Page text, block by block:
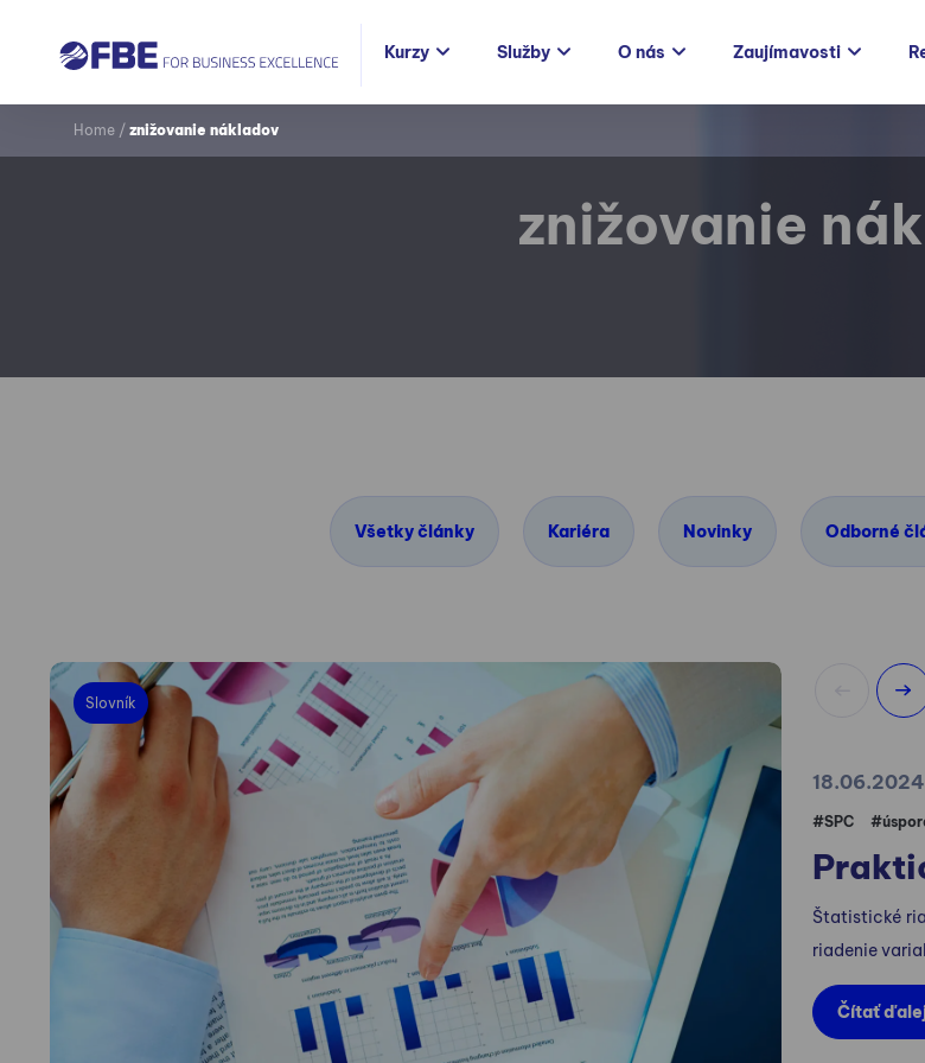
Kurzy Služby O nás Zaujímavosti
znižovanie
Home / znižovanie nákladov
Všetky články Kariéra Novinky Odborné
Slovník
18.06.2024
#SPC
Štatistické
riadenie
Čítať